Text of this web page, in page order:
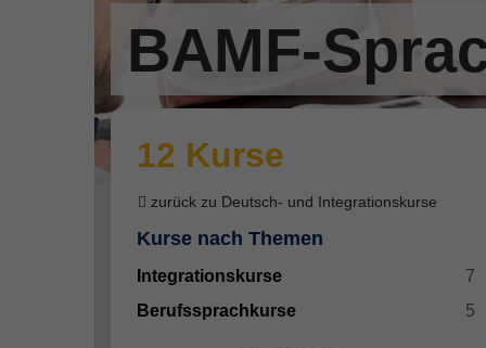
BAMF-
12 Kurse
zurück zu Deutsch- und Integrationskurse
Kurse nach Themen
Integrationskurse
7
Berufssprachkurse
5